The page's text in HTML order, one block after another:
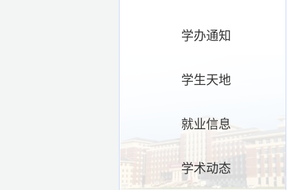
学办通知
学生天地
就业信息
学术动态